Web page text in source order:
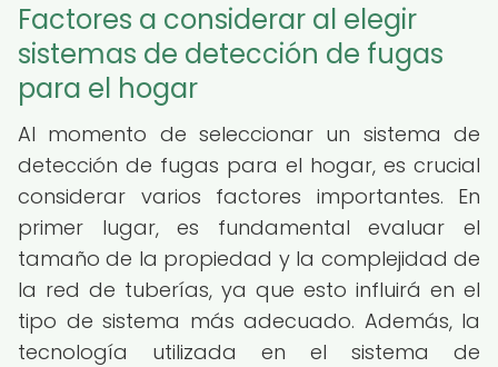
Factores a considerar al elegir
sistemas de detección de fugas
para el hogar
Al momento de seleccionar un sistema de
detección de fugas para el hogar, es crucial
considerar varios factores importantes. En
primer lugar, es fundamental evaluar el
tamaño de la propiedad y la complejidad de
la red de tuberías, ya que esto influirá en el
tipo de sistema más adecuado. Además, la
tecnología utilizada en el sistema de